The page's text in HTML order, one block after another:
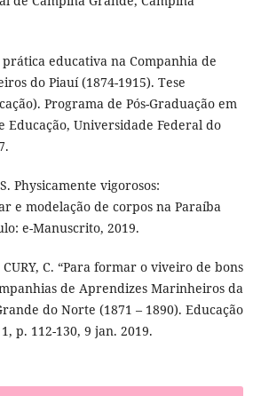
prática educativa na Companhia de
do Piauí (1874-1915). Tese
Programa de Pós-Graduação em
Educação, Universidade Federal do
Physicamente vigorosos:
e modelação de corpos na Paraíba
e-Manuscrito, 2019.
CURY, C. “Para formar o viveiro de bons
de Aprendizes Marinheiros da
do Norte (1871 – 1890). Educação
p. 112-130, 9 jan. 2019.